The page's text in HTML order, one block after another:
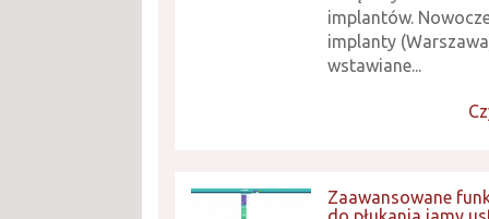
implantów.
implanty
wstawiane...
Zaawansowane